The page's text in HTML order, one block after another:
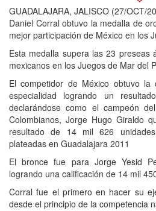
GUADALAJARA, JALISCO (27/OCT/
Daniel Corral obtuvo la medalla de
mejor participación de México en los
Esta medalla supera las 23 preseas
mexicanos en los Juegos de Mar del
El competidor de México obtuvo
especialidad logrando un
declarándose como el campeón
Colombianos, Jorge Hugo Giraldo
resultado de 14 mil 626
plateadas en Guadalajara 2011
El bronce fue para Jorge Yesid
logrando una calificación de 14 mil
Corral fue el primero en hacer su
desde el principio de la competencia